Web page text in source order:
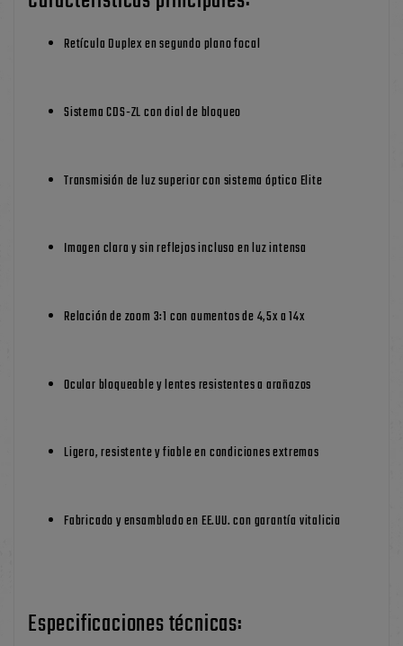
Retícula Duplex en segundo plano focal
Sistema CDS-ZL con dial de bloqueo
Transmisión de luz superior con sistema óptico Elite
Imagen clara y sin reflejos incluso en luz intensa
Relación de zoom 3:1 con aumentos de 4,5x a 14x
Ocular bloqueable y lentes resistentes a arañazos
Ligero, resistente y fiable en condiciones extremas
Fabricado y ensamblado en EE.UU. con garantía vitalicia
Especificaciones técnicas: